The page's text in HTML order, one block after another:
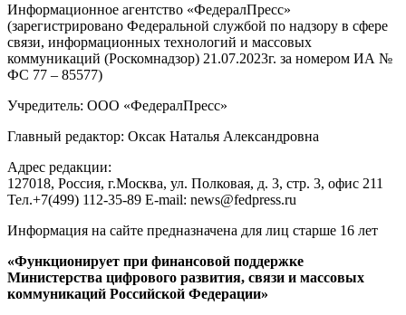
Информационное агентство «ФедералПресс»
(зарегистрировано Федеральной службой по надзору в сфере
связи, информационных технологий и массовых
коммуникаций (Роскомнадзор) 21.07.2023г. за номером ИА №
ФС 77 – 85577)
Учредитель: ООО «ФедералПресс»
Главный редактор: Оксак Наталья Александровна
Адрес редакции:
127018, Россия, г.Москва, ул. Полковая, д. 3, стр. 3, офис 211
Тел.+7(499) 112-35-89 E-mail: news@fedpress.ru
Информация на сайте предназначена для лиц старше 16 лет
«Функционирует при финансовой поддержке
Министерства цифрового развития, связи и массовых
коммуникаций Российской Федерации»